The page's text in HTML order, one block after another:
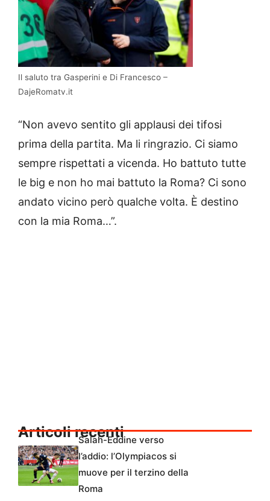
Il saluto tra Gasperini e Di Francesco –
DajeRomatv.it
“Non avevo sentito gli applausi dei tifosi
prima della partita. Ma li ringrazio. Ci siamo
sempre rispettati a vicenda. Ho battuto tutte
le big e non ho mai battuto la Roma? Ci sono
andato vicino però qualche volta. È destino
con la mia Roma…”.
Articoli recenti
Salah-Eddine verso
l’addio: l’Olympiacos si
muove per il terzino della
Roma